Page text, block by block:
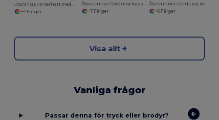
Utomhus vinterhatt med öronlappar
+4 Färger
Återvunnen Corduroy keps
+7 Färger
Återvunnen Corduroy keps
+6 Färger
Visa allt
Vanliga frågor
Passar denna för tryck eller brodyr?